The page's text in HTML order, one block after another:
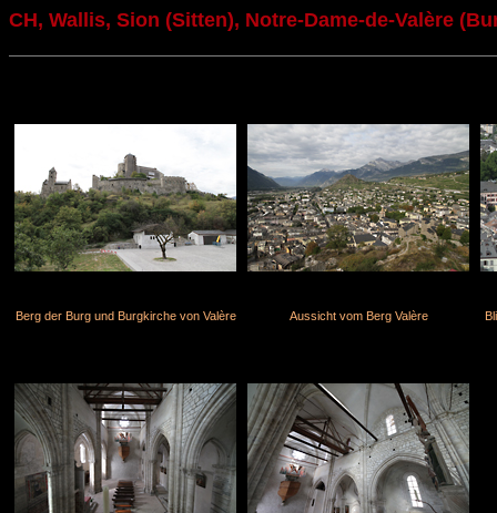
CH, Wallis, Sion (Sitten), Notre-Dame-de-Valère
Berg der Burg und Burgkirche von Valère Aussicht vom Berg Valère